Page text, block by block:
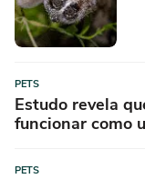
PETS
Estudo revela
funcionar como
PETS